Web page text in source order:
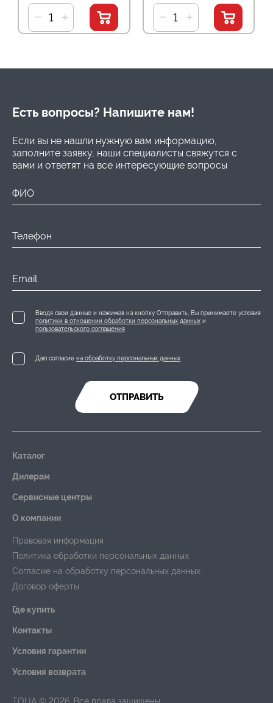
Есть вопросы? Напишите нам!
Если вы не нашли нужную вам информацию,
заполните заявку, наши специалисты свяжутся с
вами и ответят на все интересующие вопросы
ФИО
Телефон
Email
Вводя свои данные и нажимая на кнопку Отправить, Вы принимаете условия
политики в отношении обработки персональных данных и
пользовательского соглашения
Даю согласие на обработку персональных данных
ОТПРАВИТЬ
Каталог
Дилерам
Сервисные центры
О компании
Правовая информация
Политика обработки персональных данных
Согласие на обработку персональных данных
Договор оферты
Где купить
Контакты
Условия гарантии
Условия возврата